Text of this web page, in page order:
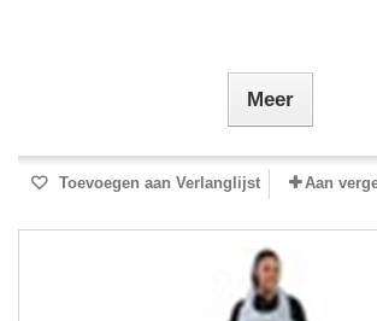
Meer
Toevoegen aan Verlanglijst Aan